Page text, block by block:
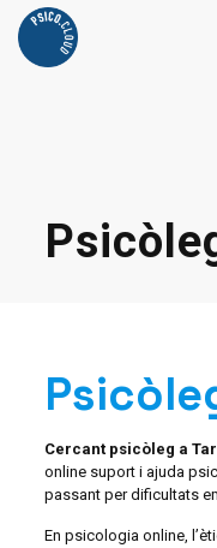
Cercant psicòleg a
online suport i ajuda
passant per dificultats
En psicologia online,